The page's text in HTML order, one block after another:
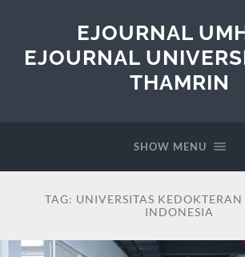
EJOURNAL
EJOURNAL
THAMRIN
SHOW MENU
TAG: UNIVERSITAS
INDONESIA